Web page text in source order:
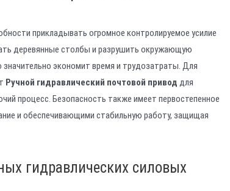
прикладывать огромное контролируемое усилие
деревянные столбы и разрушить окружающую
значительно экономит время и трудозатраты. Для
Ручной гидравлический почтовой привод для
процесс. Безопасность также имеет первостепенное
и обеспечивающими стабильную работу, защищая
гидравлических силовых